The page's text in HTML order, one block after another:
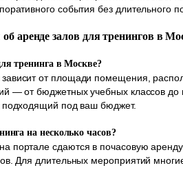
события без длительного
аренде залов для тренингов в
тренинга в Москве?
от площади помещения,
— от бюджетных учебных классов
подходящий под ваш бюджет.
на несколько часов?
портале сдаются в почасовую
Для длительных мероприятий